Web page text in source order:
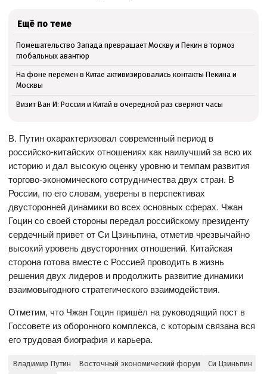
Ещё по теме
Помешательство Запада превращает Москву и Пекин в тормоз
глобальных авантюр
На фоне перемен в Китае активизировались контакты Пекина и
Москвы
Визит Ван И: Россия и Китай в очередной раз сверяют часы
В. Путин охарактеризовал современный период в
российско-китайских отношениях как наилучший за всю их
историю и дал высокую оценку уровню и темпам развития
торгово-экономического сотрудничества двух стран. В
России, по его словам, уверены в перспективах
двусторонней динамики во всех основных сферах. Чжан
Гоцин со своей стороны передал российскому президенту
сердечный привет от Си Цзиньпина, отметив чрезвычайно
высокий уровень двусторонних отношений. Китайская
сторона готова вместе с Россией проводить в жизнь
решения двух лидеров и продолжить развитие динамики
взаимовыгодного стратегического взаимодействия.
Отметим, что Чжан Гоцин пришёл на руководящий пост в
Госсовете из оборонного комплекса, с которым связана вся
его трудовая биография и карьера.
Владимир Путин Восточный экономический форум
Си Цзиньпин